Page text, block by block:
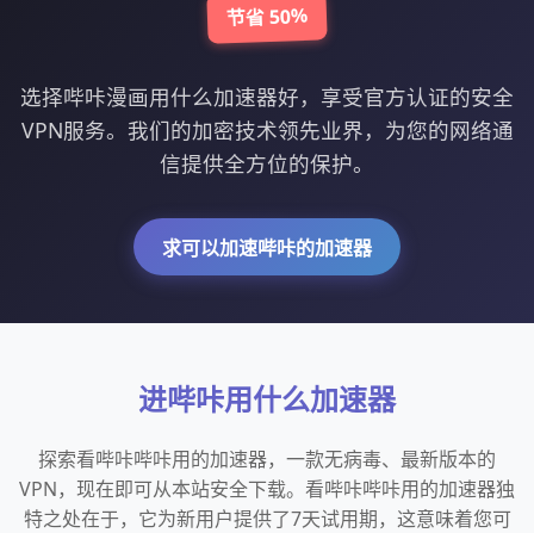
节省 50%
选择哔咔漫画用什么加速器好，享受官方认证的安全
VPN服务。我们的加密技术领先业界，为您的网络通
信提供全方位的保护。
求可以加速哔咔的加速器
进哔咔用什么加速器
探索看哔咔哔咔用的加速器，一款无病毒、最新版本的
VPN，现在即可从本站安全下载。看哔咔哔咔用的加速器独
特之处在于，它为新用户提供了7天试用期，这意味着您可